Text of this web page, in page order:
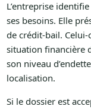
L’entreprise
ses besoins. Elle
de crédit-bail.
situation financière
son niveau
localisation.
Si le dossier est